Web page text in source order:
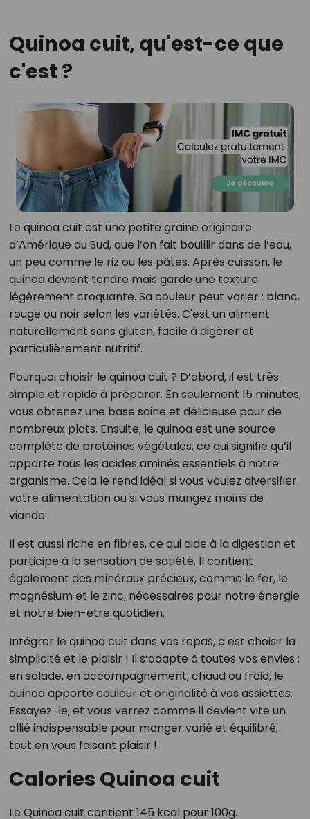
Quinoa cuit, qu'est-ce que
c'est ?
Le quinoa cuit est une petite graine originaire
d’Amérique du Sud, que l’on fait bouillir dans de l’eau,
un peu comme le riz ou les pâtes. Après cuisson, le
quinoa devient tendre mais garde une texture
légèrement croquante. Sa couleur peut varier : blanc,
rouge ou noir selon les variétés. C'est un aliment
naturellement sans gluten, facile à digérer et
particulièrement nutritif.
Pourquoi choisir le quinoa cuit ? D’abord, il est très
simple et rapide à préparer. En seulement 15 minutes,
vous obtenez une base saine et délicieuse pour de
nombreux plats. Ensuite, le quinoa est une source
complète de protéines végétales, ce qui signifie qu’il
apporte tous les acides aminés essentiels à notre
organisme. Cela le rend idéal si vous voulez diversifier
votre alimentation ou si vous mangez moins de
viande.
Il est aussi riche en fibres, ce qui aide à la digestion et
participe à la sensation de satiété. Il contient
également des minéraux précieux, comme le fer, le
magnésium et le zinc, nécessaires pour notre énergie
et notre bien-être quotidien.
Intégrer le quinoa cuit dans vos repas, c’est choisir la
simplicité et le plaisir ! Il s’adapte à toutes vos envies :
en salade, en accompagnement, chaud ou froid, le
quinoa apporte couleur et originalité à vos assiettes.
Essayez-le, et vous verrez comme il devient vite un
allié indispensable pour manger varié et équilibré,
tout en vous faisant plaisir !
Calories Quinoa cuit
Le Quinoa cuit contient 145 kcal pour 100g.